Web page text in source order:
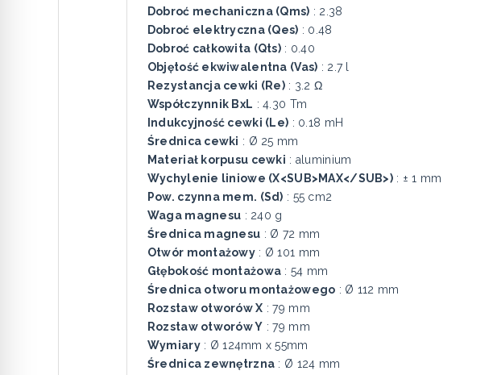
Dobroć mechaniczna (Qms) : 2.38
Dobroć elektryczna (Qes) : 0.48
Dobroć całkowita (Qts) : 0.40
Objętość ekwiwalentna (Vas) : 2.7 l
Rezystancja cewki (Re) : 3.2 Ω
Współczynnik BxL : 4.30 Tm
Indukcyjność cewki (Le) : 0.18 mH
Średnica cewki : Ø 25 mm
Materiał korpusu cewki : aluminium
Wychylenie liniowe (X<SUB>MAX</SUB>): ± 1 mm
Pow. czynna mem. (Sd) : 55 cm2
Waga magnesu : 240 g
Średnica magnesu : Ø 72 mm
Otwór montażowy : Ø 101 mm
Głębokość montażowa : 54 mm
Średnica otworu montażowego : Ø 112 mm
Rozstaw otworów X : 79 mm
Rozstaw otworów Y : 79 mm
Wymiary: Ø 124mm x 55mm
Średnica zewnętrzna : Ø 124 mm